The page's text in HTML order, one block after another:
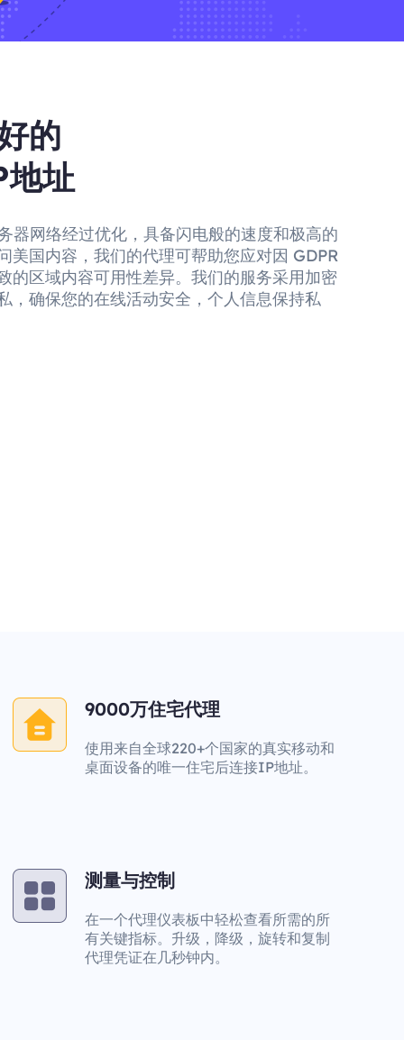
的
址
器网络经过优化，具备闪电般的速度和极高的
美国内容，我们的代理可帮助您应对因 GDPR
的区域内容可用性差异。我们的服务采用加密
，确保您的在线活动安全，个人信息保持私
9000万住宅代理
使用来自全球220+个国家的真实移动和
桌面设备的唯一住宅后连接IP地址。
测量与控制
在一个代理仪表板中轻松查看所需的所
有关键指标。升级，降级，旋转和复制
代理凭证在几秒钟内。